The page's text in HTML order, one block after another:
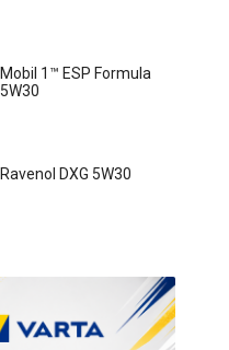
Mobil 1™ ESP Formula
5W30
Ravenol DXG 5W30